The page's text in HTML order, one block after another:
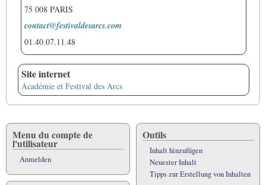
75 008 PARIS
contact@festivaldesarcs.com
01.40.07.11.48
Site internet
Académie et Festival des Arcs
Menu du compte de
l'utilisateur
Anmelden
Outils
Inhalt hinzufügen
Neuester Inhalt
Tipps zur Erstellung von Inhalten